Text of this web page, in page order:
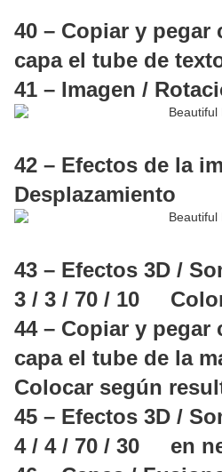
40 – Copiar y pegar
capa el tube de
41 – Imagen /
42 – Efectos de la
Desplazamiento
43 – Efectos 3D /
3 / 3 / 70 / 10
44 – Copiar y pegar
capa el tube de la
Colocar según
45 – Efectos 3D /
4 / 4 / 70 / 30 en